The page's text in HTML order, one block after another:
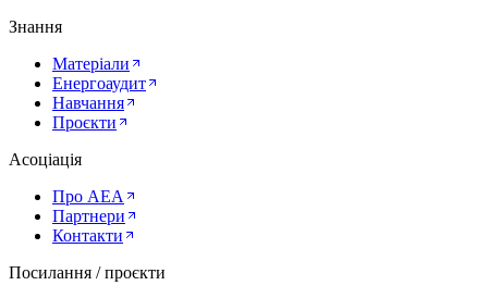
Знання
Матеріали
Енергоаудит
Навчання
Проєкти
Асоціація
Про AEA
Партнери
Контакти
Посилання / проєкти